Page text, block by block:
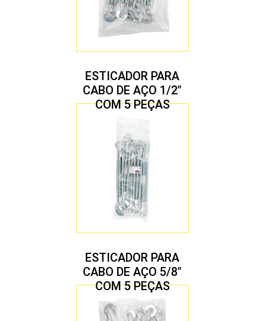
ESTICADOR PARA
CABO DE AÇO 1/2″
COM 5 PEÇAS
ESTICADOR PARA
CABO DE AÇO 5/8″
COM 5 PEÇAS